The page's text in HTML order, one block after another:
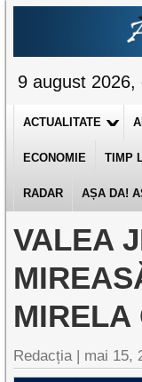
9 august 2026,
ACTUALITATE
ECONOMIE TIMP
RADAR AȘA DA!
VALEA
MIRELA
Redacția | mai 15,